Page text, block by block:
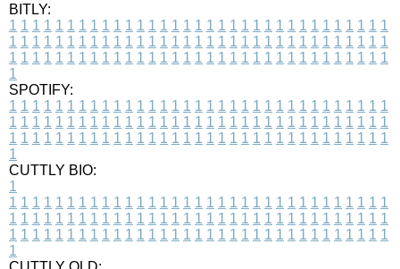
BITLY:
1 1 1 1 1 1 1 1 1 1 1 1 1 1 1 1 1 1 1 1 1 1 1 1 1 1 1 1 1 1 1 1 1
1 1 1 1 1 1 1 1 1 1 1 1 1 1 1 1 1 1 1 1 1 1 1 1 1 1 1 1 1 1 1 1 1
1 1 1 1 1 1 1 1 1 1 1 1 1 1 1 1 1 1 1 1 1 1 1 1 1 1 1 1 1 1 1 1 1
1
SPOTIFY:
1 1 1 1 1 1 1 1 1 1 1 1 1 1 1 1 1 1 1 1 1 1 1 1 1 1 1 1 1 1 1 1 1
1 1 1 1 1 1 1 1 1 1 1 1 1 1 1 1 1 1 1 1 1 1 1 1 1 1 1 1 1 1 1 1 1
1 1 1 1 1 1 1 1 1 1 1 1 1 1 1 1 1 1 1 1 1 1 1 1 1 1 1 1 1 1 1 1 1
1
CUTTLY BIO:
1
1 1 1 1 1 1 1 1 1 1 1 1 1 1 1 1 1 1 1 1 1 1 1 1 1 1 1 1 1 1 1 1 1
1 1 1 1 1 1 1 1 1 1 1 1 1 1 1 1 1 1 1 1 1 1 1 1 1 1 1 1 1 1 1 1 1
1 1 1 1 1 1 1 1 1 1 1 1 1 1 1 1 1 1 1 1 1 1 1 1 1 1 1 1 1 1 1 1 1
1